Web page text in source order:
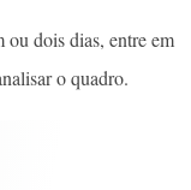
ou dois dias, entre em
o quadro.